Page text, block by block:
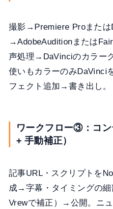
撮影→Premiere Proまたは
→AdobeAuditionまたは
声処理→DaVinciのカラー
使いもカラーのみDaVinci
フェクト追加→書き出し。
ワークフロー③：コ
+ 手動補正）
記事URL・スクリプトを
成→字幕・タイミングの
Vrewで補正）→公開。ニ